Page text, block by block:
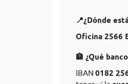
📍¿Dónde
Oficina 2566
🏦 ¿Qué
IBAN 0182